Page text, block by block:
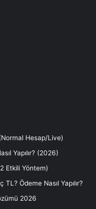
Hesap/Live)
Yapılır? (2026)
Etkili Yöntem)
Ödeme Nasıl Yapılır?
2026